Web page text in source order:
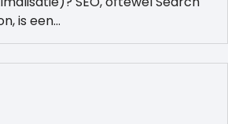
is een…